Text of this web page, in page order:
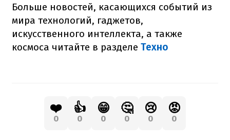
Больше новостей, касающихся событий из
мира технологий, гаджетов,
искусственного интеллекта, а также
космоса читайте в разделе Техно
❤️
0
👍
0
😁
0
🤔
0
😢
0
😡
0